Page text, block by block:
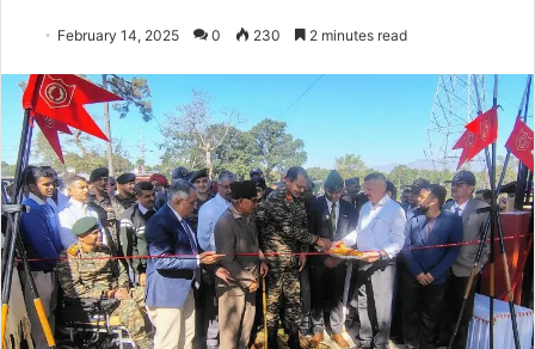
February 14, 2025 0 230 2 minutes read